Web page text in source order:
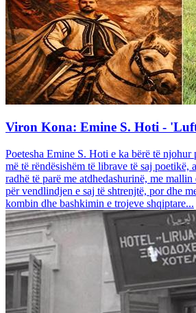
Viron Kona: Emine S. Hoti -
Poetesha Emine S. Hoti e ka bërë të njohur
më të rëndësishëm të librave të saj poetikë,
radhë të parë me atdhedashurinë, me
për vendlindjen e saj të shtrenjtë, por dhe
kombin dhe bashkimin e trojeve shqiptare...